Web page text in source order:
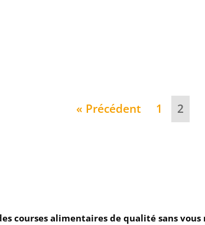
« Précédent 1 2
courses alimentaires de qualité sans